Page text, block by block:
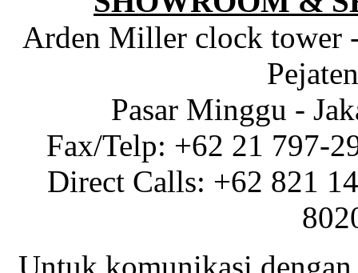
Arden Miller clock tower
Pasar Minggu -
Fax/Telp: +62 21 797-
Direct Calls: +62 821
Untuk komunikasi dengan